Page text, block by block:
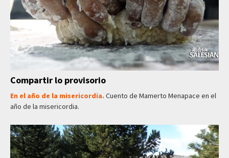
Compartir lo provisorio
En el año de la misericordia. Cuento de Mamerto Menapace en el
año de la misericordia.